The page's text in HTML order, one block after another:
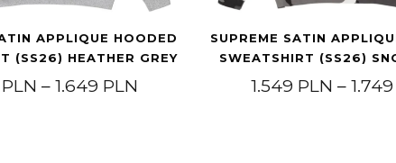
PLN.
1.299 PLN.
APPLIQUE HOODED
(SS26) HEATHER GREY
PLN – 1.649 PLN Zakres cen: od 1.549 PLN do
SUPREME SATIN
SWEATSHIRT (SS26)
1.549 PLN – 1.749